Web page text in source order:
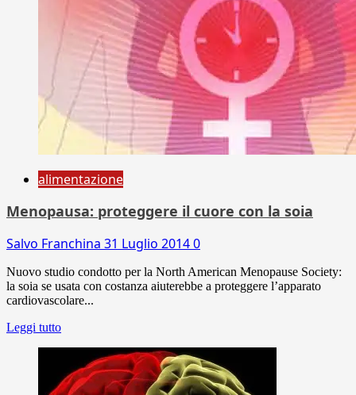
alimentazione
Menopausa: proteggere il cuore con la soia
Salvo Franchina 31 Luglio 20140
Nuovo studio condotto per la North American Menopause Society:
la soia se usata con costanza aiuterebbe a proteggere l’apparato
cardiovascolare...
Leggi tutto